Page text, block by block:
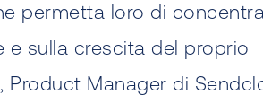
permetta loro di
e sulla crescita del proprio
Product Manager di